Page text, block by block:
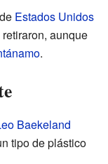
Estados Unidos
aunque
.
Baekeland
tipo de plástico